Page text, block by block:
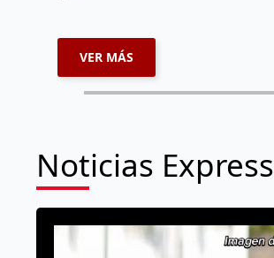
VER MÁS
Noticias Express